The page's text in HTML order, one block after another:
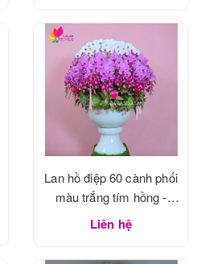
Lan hồ điệp 60 cành phối
màu trắng tím hồng -
LHD1183
Liên hệ